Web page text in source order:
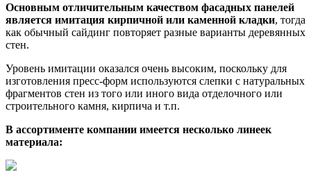
Основным отличительным качеством фасадных панелей
является имитация кирпичной или каменной кладки, тогда
как обычный сайдинг повторяет разные варианты деревянных
стен.
Уровень имитации оказался очень высоким, поскольку для
изготовления пресс-форм используются слепки с натуральных
фрагментов стен из того или иного вида отделочного или
строительного камня, кирпича и т.п.
В ассортименте компании имеется несколько линеек
материала: